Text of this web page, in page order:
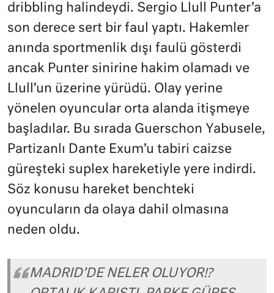
dribbling halindeydi. Sergio Llull Punter’a
son derece sert bir faul yaptı. Hakemler
anında sportmenlik dışı faulü gösterdi
ancak Punter sinirine hakim olamadı ve
Llull’un üzerine yürüdü. Olay yerine
yönelen oyuncular orta alanda itişmeye
başladılar. Bu sırada Guerschon Yabusele,
Partizanlı Dante Exum’u tabiri caizse
güreşteki suplex hareketiyle yere indirdi.
Söz konusu hareket benchteki
oyuncuların da olaya dahil olmasına
neden oldu.
MADRID’DE NELER OLUYOR⁉️